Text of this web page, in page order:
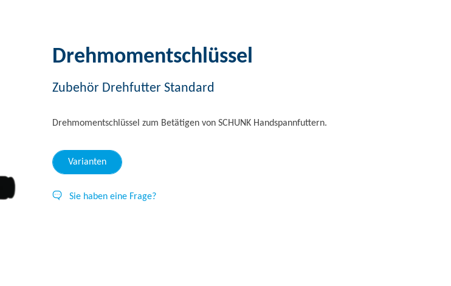
Drehmomentschlüssel
Zubehör Drehfutter Standard
Drehmomentschlüssel zum Betätigen von SCHUNK Handspannfuttern.
Varianten
Sie haben eine Frage?